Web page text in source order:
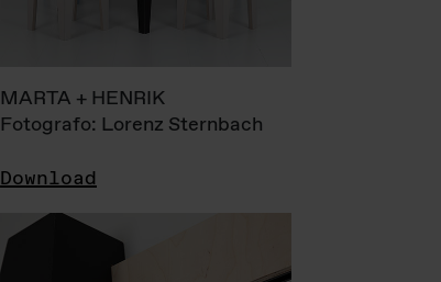
MARTA + HENRIK
Fotografo: Lorenz Sternbach
Download